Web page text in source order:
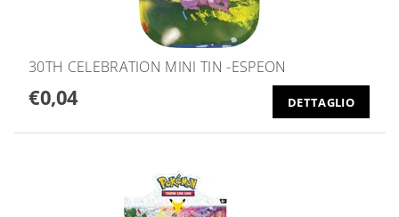
30TH CELEBRATION MINI TIN -ESPEON
€0,04 DETTAGLIO